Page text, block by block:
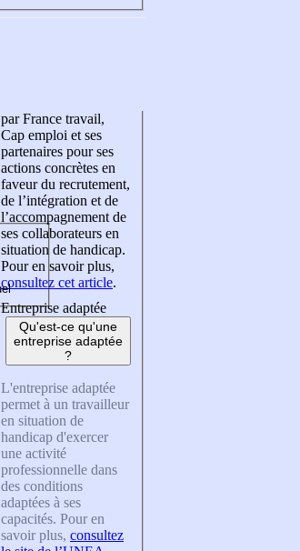
par France travail,
Cap emploi et ses
partenaires pour ses
actions concrètes en
faveur du recrutement,
de l’intégration et de
l’accompagnement de
ses collaborateurs en
situation de handicap.
Pour en savoir plus,
consultez cet article.
Entreprise adaptée
Qu'est-ce qu'une
entreprise adaptée
?
L'entreprise adaptée
permet à un travailleur
en situation de
handicap d'exercer
une activité
professionnelle dans
des conditions
adaptées à ses
capacités. Pour en
savoir plus, consultez